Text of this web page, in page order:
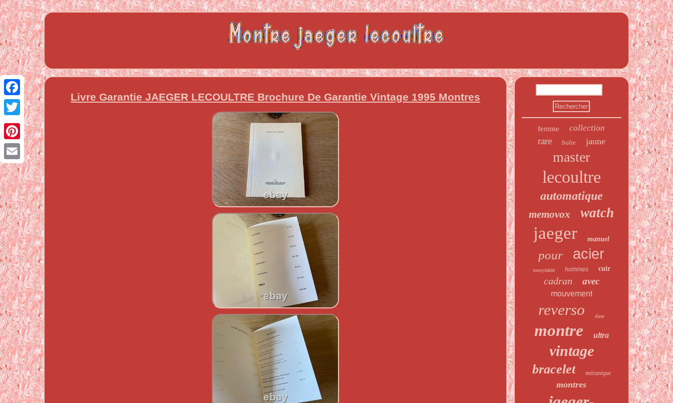
Facebook
Twitter
Pinterest
Email
Livre Garantie JAEGER LECOULTRE Brochure De Garantie Vintage 1995 Montres
femme collection
rare boîte jaune
master
lecoultre
automatique
memovox watch
jaeger manuel
pour acier
inoxydable hommes cuir
cadran avec
mouvement
reverso date
montre ultra
vintage
bracelet mécanique
montres